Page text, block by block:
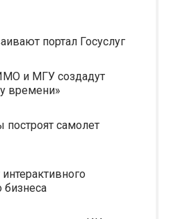
портал Госуслуг
и МГУ создадут
времени»
самолет
бизнеса